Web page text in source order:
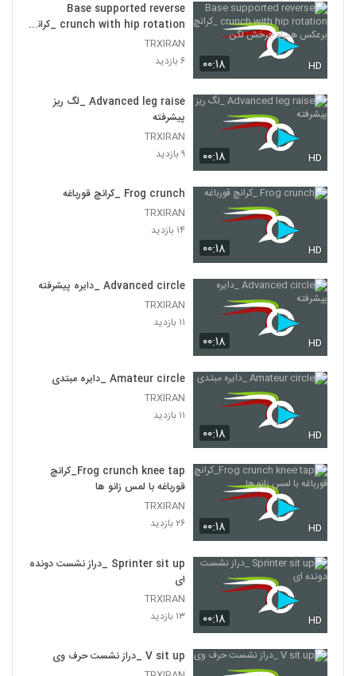
۰۰:۱۸ HD
Base supported reverse
crunch with hip rotation _کرانچ
برعکس همراه چرخش لگن
TRXIRAN
۶ بازدید
۰۰:۱۸ HD
Advanced leg raise _لگ ریز
پیشرفته
TRXIRAN
۹ بازدید
۰۰:۱۸ HD
Frog crunch _کرانچ قورباغه
TRXIRAN
۱۴ بازدید
۰۰:۱۸ HD
Advanced circle _دایره پیشرفته
TRXIRAN
۱۱ بازدید
۰۰:۱۸ HD
Amateur circle _دایره مبتدی
TRXIRAN
۱۱ بازدید
۰۰:۱۸ HD
Frog crunch knee tap_کرانچ
قورباغه با لمس زانو ها
TRXIRAN
۲۶ بازدید
۰۰:۱۸ HD
Sprinter sit up _دراز نشست دونده
ای
TRXIRAN
۱۳ بازدید
V sit up _دراز نشست حرف وی